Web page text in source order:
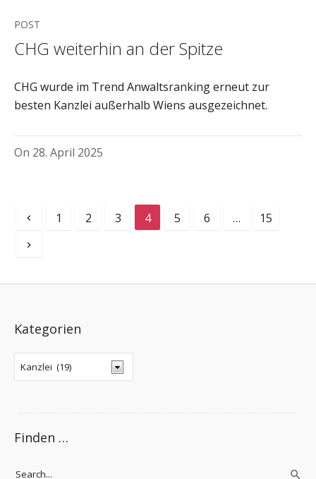
POST
CHG weiterhin an der Spitze
CHG wurde im Trend Anwaltsranking erneut zur
besten Kanzlei außerhalb Wiens ausgezeichnet.
On 28. April 2025
1 2 3 4 5 6 … 15
Kategorien
Finden …